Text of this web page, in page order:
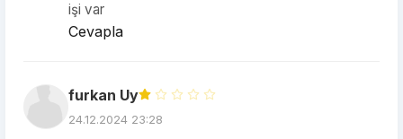
işi var
Cevapla
furkan Uy
24.12.2024 23:28